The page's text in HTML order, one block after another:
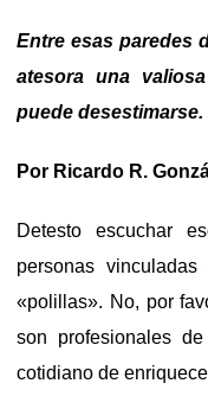
Entre esas paredes
atesora una
puede
Por Ricardo R.
Detesto escuchar
personas
«polillas». No, por
son profesionales
cotidiano de